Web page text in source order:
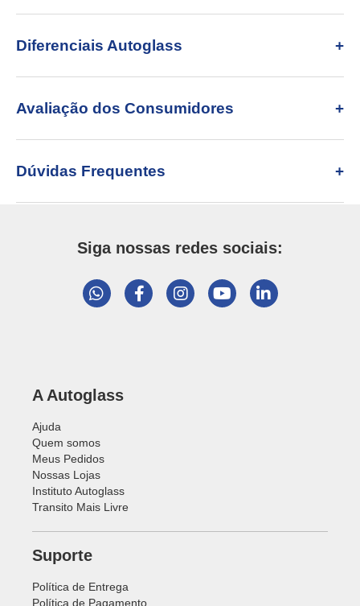
Diferenciais Autoglass
Avaliação dos Consumidores
Dúvidas Frequentes
Siga nossas redes sociais:
A Autoglass
Ajuda
Quem somos
Meus Pedidos
Nossas Lojas
Instituto Autoglass
Transito Mais Livre
Suporte
Política de Entrega
Política de Pagamento